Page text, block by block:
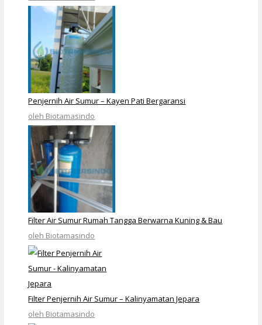
Penjernih Air Sumur – Kayen Pati Bergaransi
oleh Biotamasindo
Filter Air Sumur Rumah Tangga Berwarna Kuning & Bau
oleh Biotamasindo
Filter Penjernih Air Sumur – Kalinyamatan Jepara
oleh Biotamasindo